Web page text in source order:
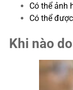
Có thể ảnh
Có thể
Khi nào